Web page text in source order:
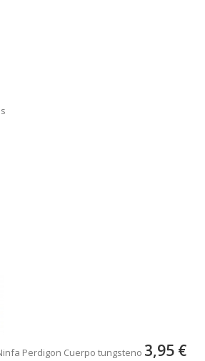
Perdigon Cuerpo tungsteno 3,95 €